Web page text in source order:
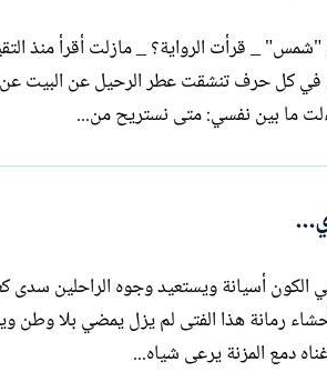
إلى الصديقة المبدعة بشرى أبو شرار من وحي روايتها "شمس" _ قرأت
في كل حرف تنشقت عطر الرحيل عن البيت
ما بين نفسي: متى نستريح من...
الكون أسيانة ويستعيد وجوه الراحلين
رمانة هذا الفتى لم يزل يمضي بلا وطن